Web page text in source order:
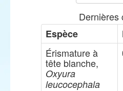
Dernières
Espèce
Érismature à
tête blanche,
Oxyura
leucocephala